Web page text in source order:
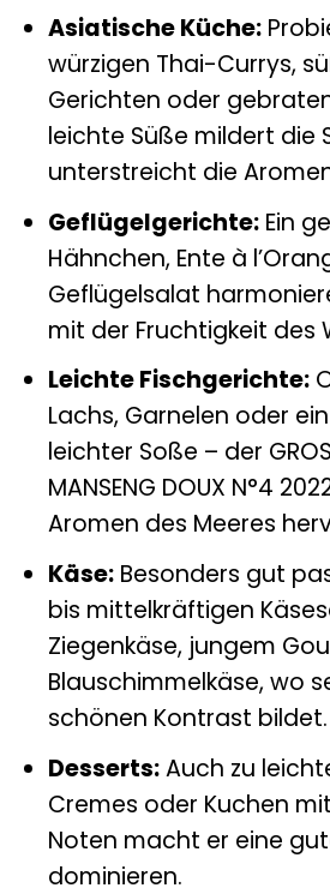
Asiatische Küche:
würzigen Thai-Currys,
Gerichten oder
leichte Süße mildert die
unterstreicht die
Geflügelgerichte:Ein
Hähnchen, Ente à
Geflügelsalat
mit der Fruchtigkeit des
Leichte Fischgerichte:
Lachs, Garnelen oder
leichter Soße – der GROS
MANSENG DOUX N°4
Aromen des Meeres
Käse:Besonders gut
bis mittelkräftigen
Ziegenkäse, jungem
Blauschimmelkäse, wo
schönen Kontrast bildet.
Desserts:Auch zu
Cremes oder Kuchen
Noten macht er eine
dominieren.